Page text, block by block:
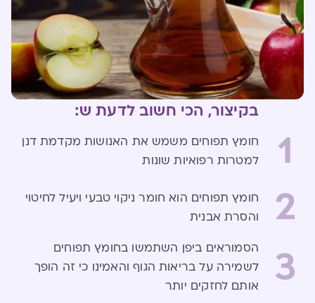
בקיצור, הכי חשוב לדעת ש:
1
חומץ תפוחים משמש את האנושות מקדמת דנן
למטרות רפואיות שונות
2
חומץ תפוחים הוא חומר ניקוי טבעי ויעיל לחיטוי
והסרת אבנית
3
הסמוראים ביפן השתמשו בחומץ תפוחים
לשמירה על בריאות הגוף והאמינו כי זה הופך
אותם לחזקים יותר